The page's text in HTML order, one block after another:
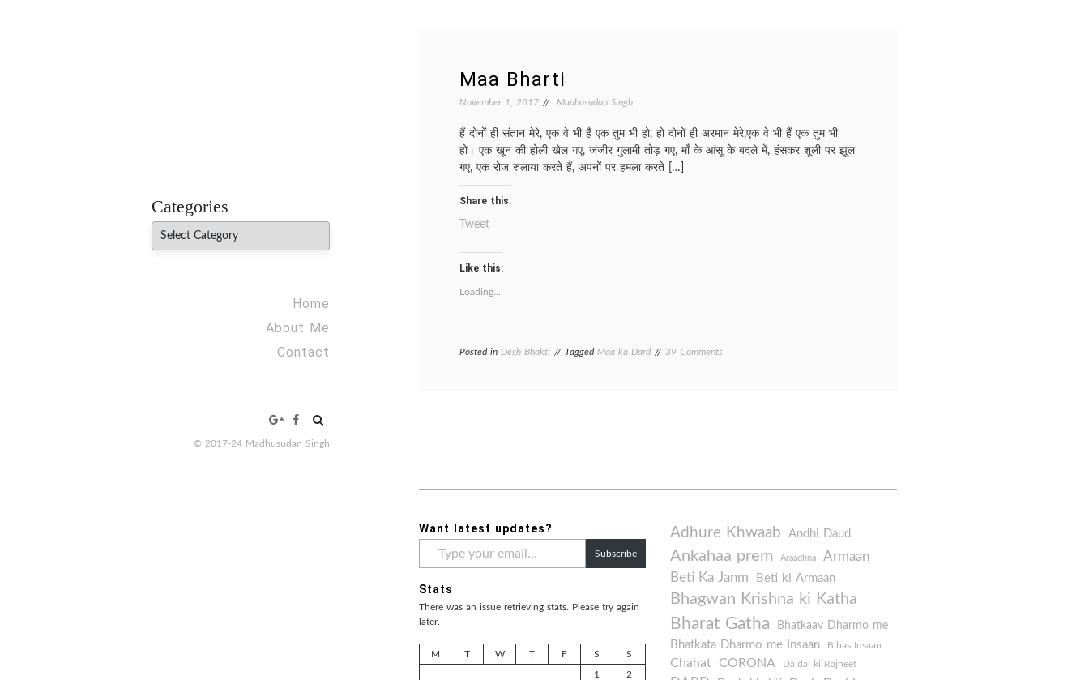
Categories
Categories
Home
About Me
Contact
Search
© 2017-24 Madhusudan Singh
Maa Bharti
November 1, 2017 Madhusudan Singh
हैं दोनों ही संतान मेरे, एक वे भी हैं एक तुम भी हो, हो दोनों ही अरमान मेरे,एक वे भी हैं एक तुम भी
हो। एक खून की होली खेल गए, जंजीर गुलामी तोड़ गए, माँ के आंसू के बदले में, हंसकर शूली पर झूल
गए, एक रोज रुलाया करते हैं, अपनों पर हमला करते […]
Share this:
Tweet
Like this:
Loading...
Posted in Desh Bhakti Tagged Maa ka Dard 39 Comments
Want latest updates?
Subscribe
Stats
There was an issue retrieving stats. Please try again
later.
M T W T F S S
1 2
Adhure Khwaab Andhi Daud
Ankahaa prem Araadhna
Armaan
Beti Ka Janm
Beti ki Armaan
Bhagwan Krishna ki Katha
Bharat Gatha Bhatkaav Dharmo me
Bhatkata Dharmo me Insaan Bibas Insaan
Chahat CORONA Daldal ki Rajneet